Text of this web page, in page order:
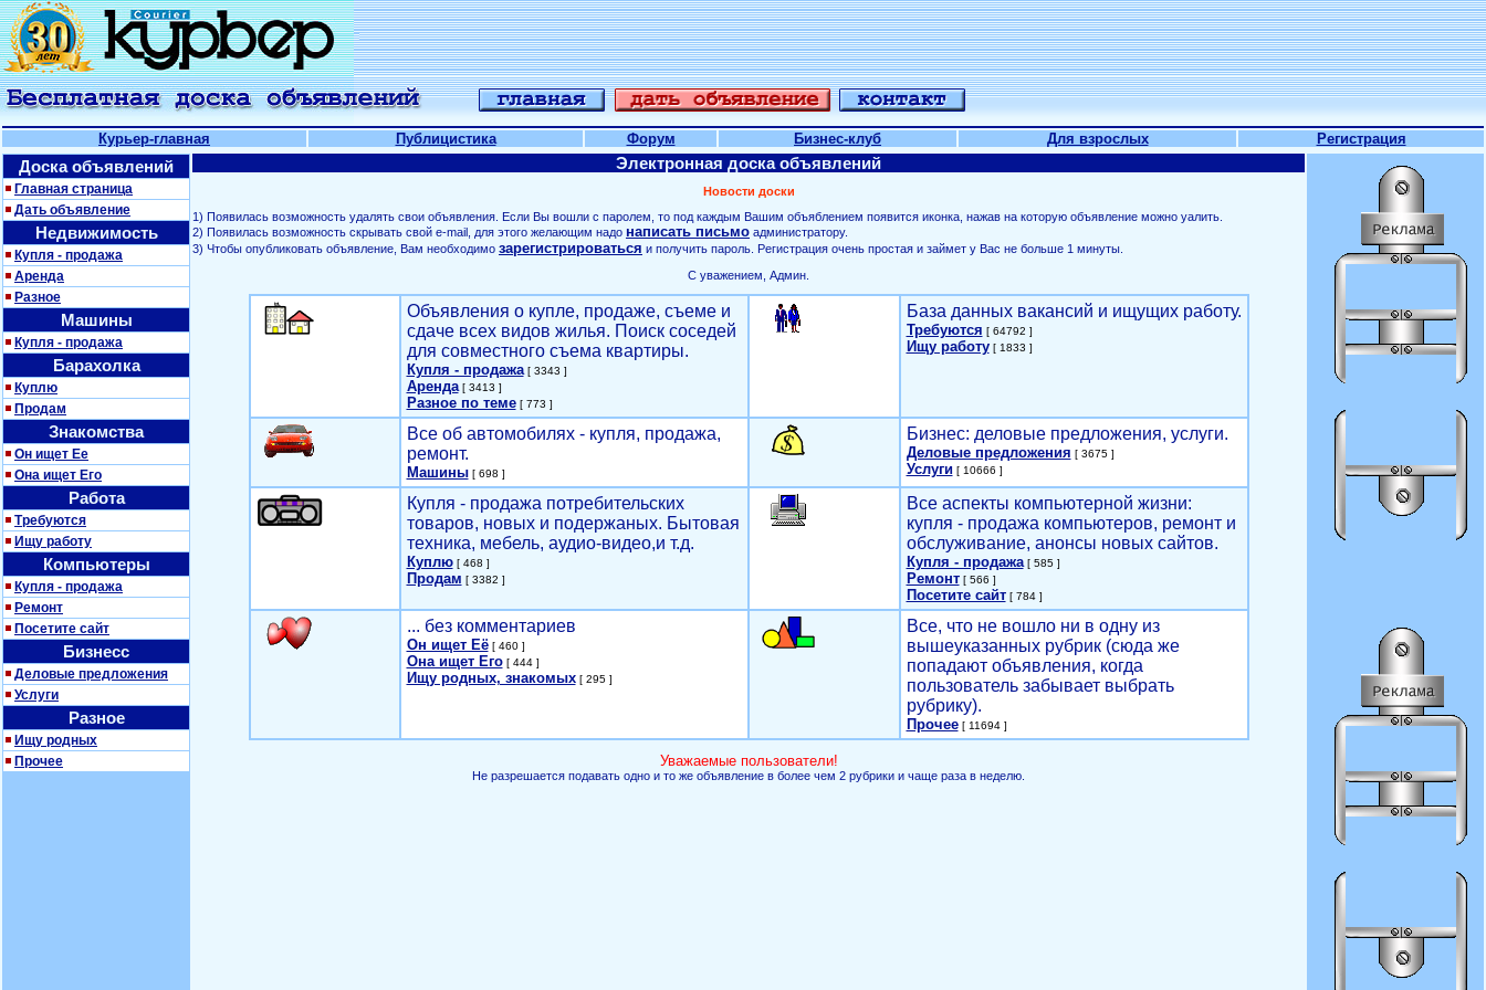
Курьер-главная Публицистика Форум Бизнес-клуб Для взрослых Регистрация
Доска объявлений
Главная страница
Дать объявление
Недвижимость
Купля - продажа
Аренда
Разное
Машины
Купля - продажа
Барахолка
Куплю
Продам
Знакомства
Он ищет Ее
Она ищет Его
Работа
Требуются
Ищу работу
Компьютеры
Купля - продажа
Ремонт
Посетите сайт
Бизнесс
Деловые предложения
Услуги
Разное
Ищу родных
Прочее
Электронная доска объявлений
Новости доски
1) Появилась возможность удалять свои объявления. Если Вы вошли с паролем, то под каждым Вашим объяблением появится иконка, нажав на которую объявление можно уалить.
2) Появилась возможность скрывать свой е-mail, для этого желающим надо написать письмо администратору.
3) Чтобы опубликовать объявление, Вам необходимо зарегистрироваться и получить пароль. Регистрация очень простая и займет у Вас не больше 1 минуты.
С уважением, Админ.
Объявления о купле, продаже, съеме и
сдаче всех видов жилья. Поиск соседей
для совместного съема квартиры.
Купля - продажа[ 3343 ]
Аренда[ 3413 ]
Разное по теме[ 773 ]
База данных вакансий и ищущих работу.
Требуются [ 64792 ]
Ищу работу[ 1833 ]
Все об автомобилях - купля, продажа,
ремонт.
Машины[ 698 ]
Бизнес: деловые предложения, услуги.
Деловые предложения [ 3675 ]
Услуги[ 10666 ]
Купля - продажа потребительских
товаров, новых и подержаных. Бытовая
техника, мебель, аудио-видео,и т.д.
Куплю[ 468 ]
Продам [ 3382 ]
Все аспекты компьютерной жизни:
купля - продажа компьютеров, ремонт и
обслуживание, анонсы новых сайтов.
Купля - продажа[ 585 ]
Ремонт[ 566 ]
Посетите сайт[ 784 ]
... без комментариев
Он ищет Её[ 460 ]
Она ищет Его[ 444 ]
Ищу родных, знакомых[ 295 ]
Все, что не вошло ни в одну из
вышеуказанных рубрик (сюда же
попадают объявления, когда
пользователь забывает выбрать
рубрику).
Прочее[ 11694 ]
Уважаемые пользователи!
Не разрешается подавать одно и то же объявление в более чем 2 рубрики и чаще раза в неделю.